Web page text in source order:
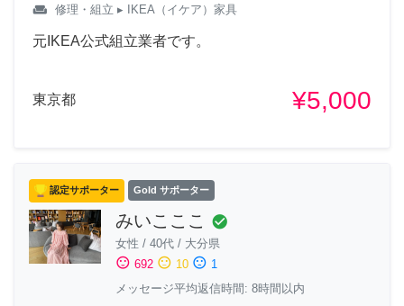
weekend 修理・組立 ▸ IKEA（イケア）家具
元IKEA公式組立業者です。
東京都 ¥5,000
認定サポーター Gold サポーター
みいこここ check_circle
女性 / 40代 / 大分県
sentiment_satisfied 692 sentiment_neutral 10 sentiment_dissatisfied 1
メッセージ平均返信時間: 8時間以内